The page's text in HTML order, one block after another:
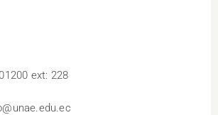
ext: 228